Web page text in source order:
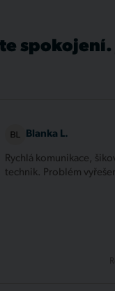
spokojení.
Blanka L.
Rychlá komunikace,
technik. Problém